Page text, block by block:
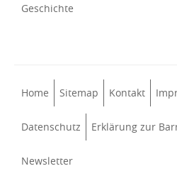
Geschichte
Home Sitemap Kontakt
Datenschutz Erklärung zur
Newsletter